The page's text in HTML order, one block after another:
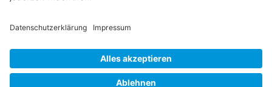
Jens Eggert im Kampe
kontakt@tiefsicht.de
+49 6257 9995 961